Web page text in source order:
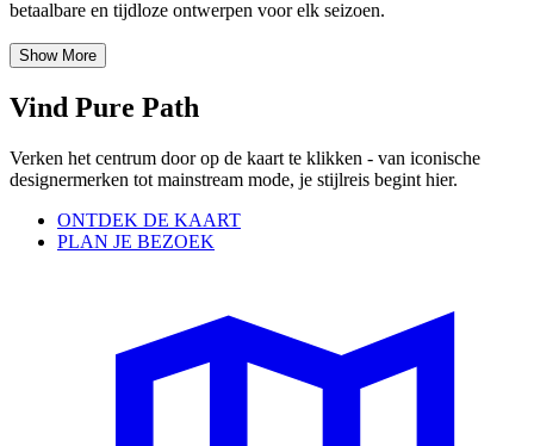
betaalbare en tijdloze ontwerpen voor elk seizoen.
Show More
Vind Pure Path
Verken het centrum door op de kaart te klikken - van iconische
designermerken tot mainstream mode, je stijlreis begint hier.
ONTDEK DE KAART
PLAN JE BEZOEK